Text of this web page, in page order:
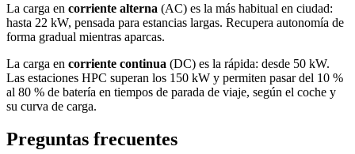
La carga en corriente alterna (AC) es la más habitual en ciudad:
hasta 22 kW, pensada para estancias largas. Recupera autonomía de
forma gradual mientras aparcas.
La carga en corriente continua (DC) es la rápida: desde 50 kW.
Las estaciones HPC superan los 150 kW y permiten pasar del 10 %
al 80 % de batería en tiempos de parada de viaje, según el coche y
su curva de carga.
Preguntas frecuentes